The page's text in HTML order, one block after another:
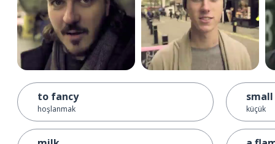
to fancy
hoşlanmak
small
küçük